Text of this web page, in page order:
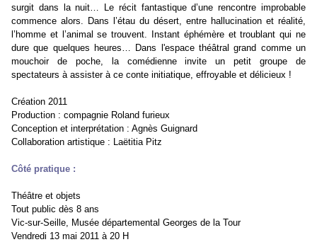
surgit dans la nuit… Le récit fantastique d’une rencontre improbable
commence alors. Dans l’étau du désert, entre hallucination et réalité,
l’homme et l’animal se trouvent. Instant éphémère et troublant qui ne
dure que quelques heures… Dans l'espace théâtral grand comme un
mouchoir de poche, la comédienne invite un petit groupe de
spectateurs à assister à ce conte initiatique, effroyable et délicieux !
Création 2011
Production : compagnie Roland furieux
Conception et interprétation : Agnès Guignard
Collaboration artistique : Laëtitia Pitz
Côté pratique :
Théâtre et objets
Tout public dès 8 ans
Vic-sur-Seille, Musée départemental Georges de la Tour
Vendredi 13 mai 2011 à 20 H